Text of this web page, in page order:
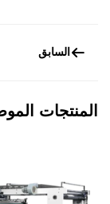
السابق
المنتجات